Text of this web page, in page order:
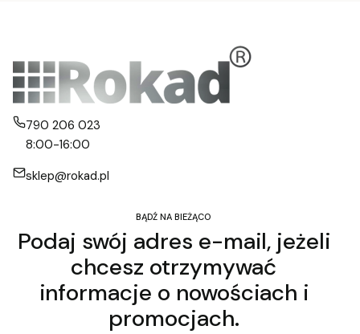
790 206 023
8:00-16:00
sklep@rokad.pl
BĄDŹ NA BIEŻĄCO
Podaj swój adres e-mail, jeżeli
chcesz otrzymywać
informacje o nowościach i
promocjach.